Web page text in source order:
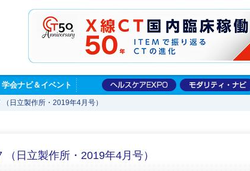
学会ナビ＆イベント
日立製作所・2019年4月号）
日立製作所・2019年4月号）